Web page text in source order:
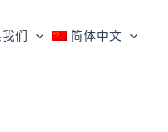
们 简体中文